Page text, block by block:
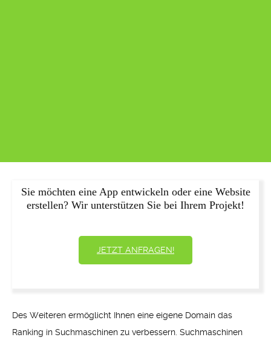
Sie möchten eine App entwickeln oder eine Website
erstellen? Wir unterstützen Sie bei Ihrem Projekt!
JETZT ANFRAGEN!
Des Weiteren ermöglicht Ihnen eine eigene Domain das
Ranking in Suchmaschinen zu verbessern. Suchmaschinen